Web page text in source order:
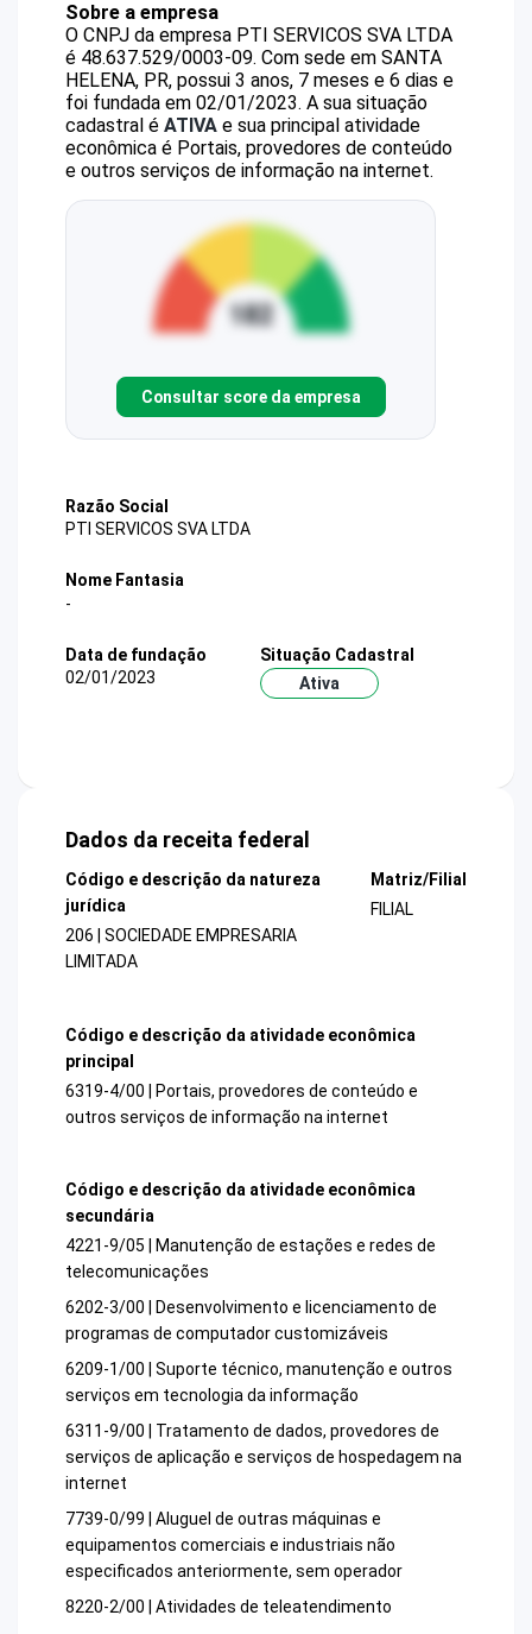
Sobre a empresa
O CNPJ da empresa PTI SERVICOS SVA LTDA
é 48.637.529/0003-09. Com sede em SANTA
HELENA, PR, possui 3 anos, 7 meses e 6 dias e
foi fundada em 02/01/2023. A sua situação
cadastral é ATIVA e sua principal atividade
econômica é Portais, provedores de conteúdo
e outros serviços de informação na internet.
Consultar score da empresa
Razão Social
PTI SERVICOS SVA LTDA
Nome Fantasia
-
Data de fundação
02/01/2023
Situação Cadastral
Ativa
Dados da receita federal
Código e descrição da natureza
jurídica
206 | SOCIEDADE EMPRESARIA
LIMITADA
Matriz/Filial
FILIAL
Código e descrição da atividade econômica
principal
6319-4/00 | Portais, provedores de conteúdo e
outros serviços de informação na internet
Código e descrição da atividade econômica
secundária
4221-9/05 | Manutenção de estações e redes de
telecomunicações
6202-3/00 | Desenvolvimento e licenciamento de
programas de computador customizáveis
6209-1/00 | Suporte técnico, manutenção e outros
serviços em tecnologia da informação
6311-9/00 | Tratamento de dados, provedores de
serviços de aplicação e serviços de hospedagem na
internet
7739-0/99 | Aluguel de outras máquinas e
equipamentos comerciais e industriais não
especificados anteriormente, sem operador
8220-2/00 | Atividades de teleatendimento